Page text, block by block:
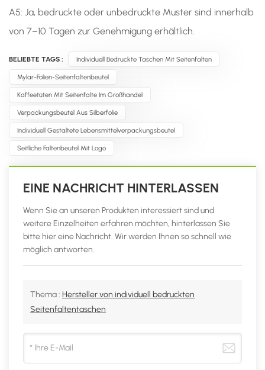
A5: Ja, bedruckte oder unbedruckte Muster sind innerhalb
von 7–10 Tagen zur Genehmigung erhältlich.
BELIEBTE TAGS : Individuell Bedruckte Taschen Mit Seitenfalten
Mylar-Folien-Seitenfaltenbeutel
Kaffeetüten Mit Seitenfalte Im Großhandel
Verpackungsbeutel Aus Silberfolie
Individuell Gestaltete Lebensmittelverpackungsbeutel
Seitliche Faltenbeutel Mit Logo
EINE NACHRICHT HINTERLASSEN
Wenn Sie an unseren Produkten interessiert sind und
weitere Einzelheiten erfahren möchten, hinterlassen Sie
bitte hier eine Nachricht. Wir werden Ihnen so schnell wie
möglich antworten.
Thema : Hersteller von individuell bedruckten
Seitenfaltentaschen